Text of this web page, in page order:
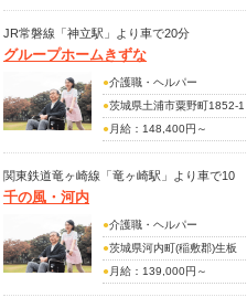
191,000円
(手当内訳)
特殊業務手当15,000円
処遇改善交付金手当20,000
円
賞与あり (前年度実績・年2
回・計3.1月分)
JR常磐線「神立駅」より車で20分
グループホームきずな
●介護職・ヘルパー
●茨城県土浦市粟野町1852-1
● 月給：148,400円～
159,400円
(手当内訳)
(別途手当)
夜勤手当：5000円／1回
扶養手当：5000円～
住宅手当(家賃の半額上限
関東鉄道竜ヶ崎線「竜ヶ崎駅」より車で10
分
千の風・河内
●介護職・ヘルパー
●茨城県河内町(稲敷郡)生板
4627
● 月給：139,000円～
217,000円